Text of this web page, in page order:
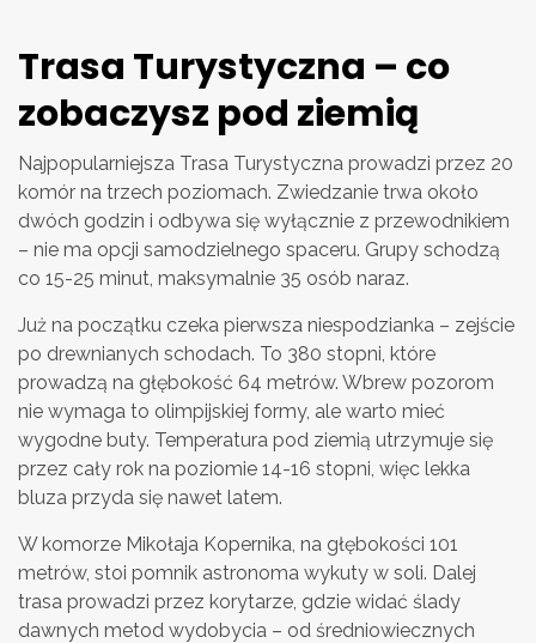
Trasa Turystyczna – co
zobaczysz pod ziemią
Najpopularniejsza Trasa Turystyczna prowadzi przez 20
komór na trzech poziomach. Zwiedzanie trwa około
dwóch godzin i odbywa się wyłącznie z przewodnikiem
– nie ma opcji samodzielnego spaceru. Grupy schodzą
co 15-25 minut, maksymalnie 35 osób naraz.
Już na początku czeka pierwsza niespodzianka – zejście
po drewnianych schodach. To 380 stopni, które
prowadzą na głębokość 64 metrów. Wbrew pozorom
nie wymaga to olimpijskiej formy, ale warto mieć
wygodne buty. Temperatura pod ziemią utrzymuje się
przez cały rok na poziomie 14-16 stopni, więc lekka
bluza przyda się nawet latem.
W komorze Mikołaja Kopernika, na głębokości 101
metrów, stoi pomnik astronoma wykuty w soli. Dalej
trasa prowadzi przez korytarze, gdzie widać ślady
dawnych metod wydobycia – od średniowiecznych